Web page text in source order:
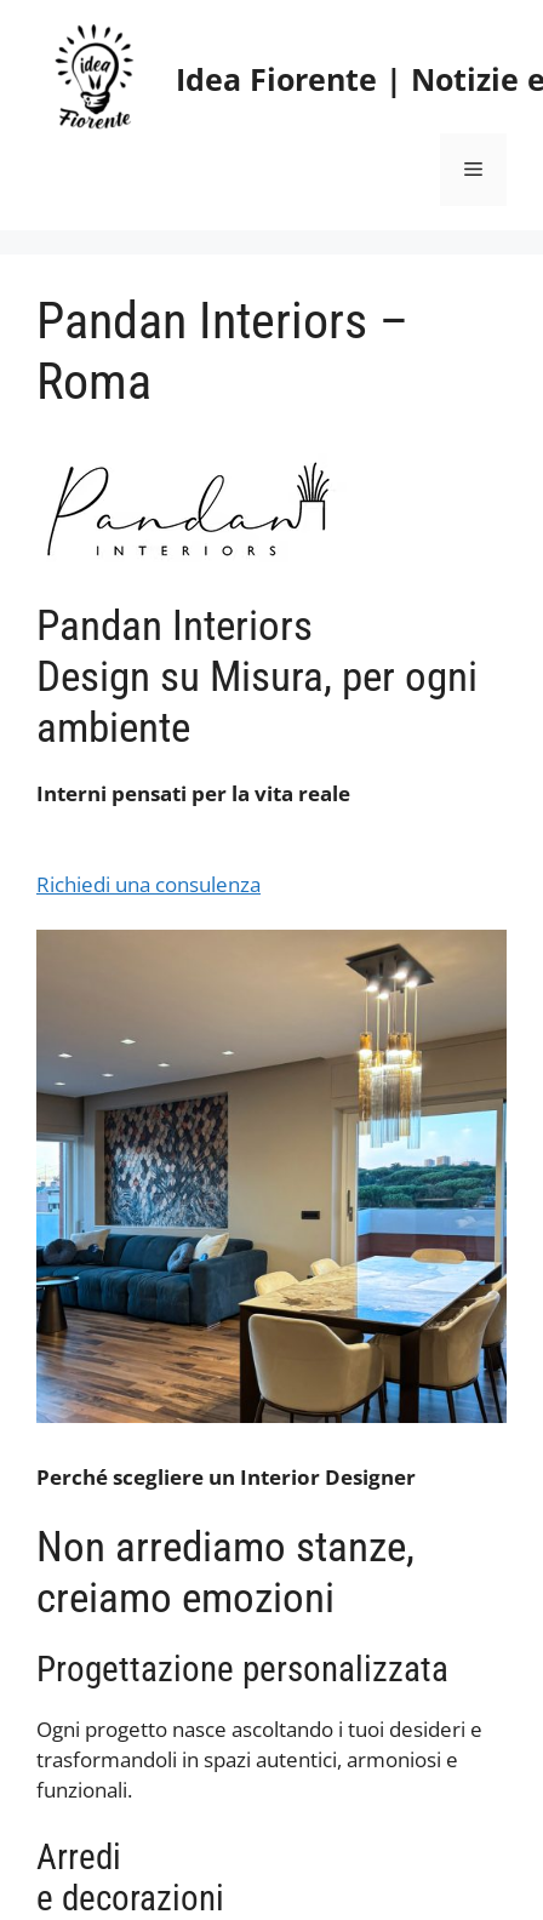
contenuto
Idea Fiorente | Notizie
Menu
Pandan Interiors –
Roma
Pandan Interiors
Design su Misura, per ogni
ambiente
Interni pensati per la vita reale
Richiedi una consulenza
Perché scegliere un Interior Designer
Non arrediamo stanze,
creiamo emozioni
Progettazione personalizzata
Ogni progetto nasce ascoltando i tuoi desideri e
trasformandoli in spazi autentici, armoniosi e
funzionali.
Arredi
e decorazioni